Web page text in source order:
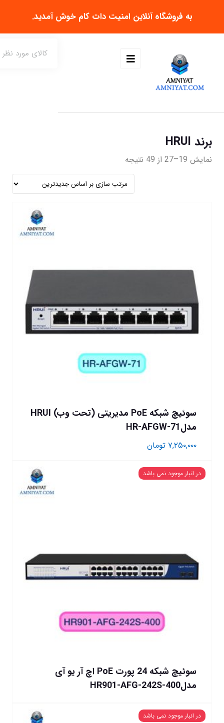
به فروشگاه آنلاین امنیت دات کام خوش آمدید.
برند HRUI
نمایش 19–27 از 49 نتیجه
سوئیچ شبکه PoE مدیریتی (تحت وب) HRUI
مدلHR-AFGW-71
۷,۲۵۰,۰۰۰ تومان
در انبار موجود نمی باشد
سوئیچ شبکه 24 پورت PoE اچ آر یو آی
مدلHR901-AFG-242S-400
در انبار موجود نمی باشد